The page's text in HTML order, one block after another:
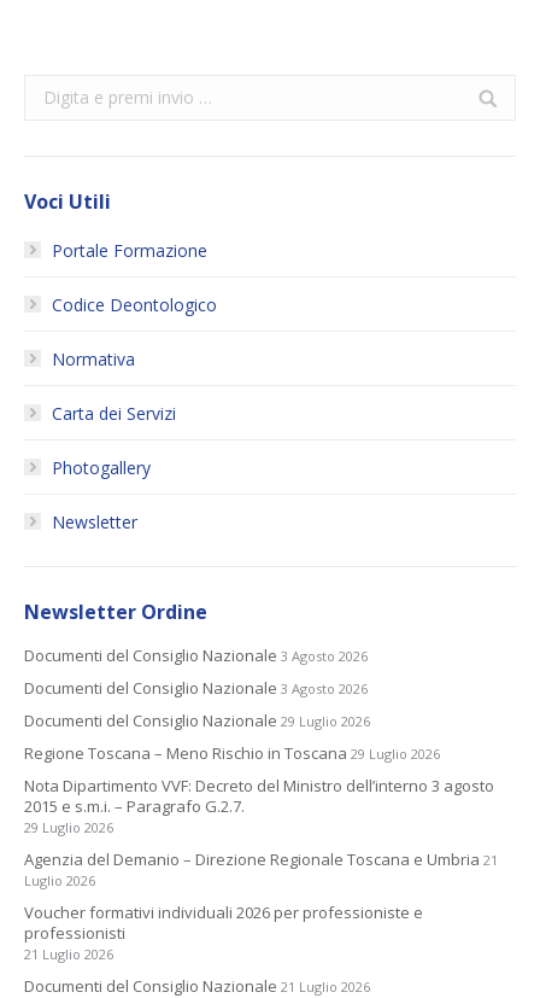
Search:
Voci Utili
Portale Formazione
Codice Deontologico
Normativa
Carta dei Servizi
Photogallery
Newsletter
Newsletter Ordine
Documenti del Consiglio Nazionale 3 Agosto 2026
Documenti del Consiglio Nazionale 3 Agosto 2026
Documenti del Consiglio Nazionale 29 Luglio 2026
Regione Toscana – Meno Rischio in Toscana 29 Luglio 2026
Nota Dipartimento VVF: Decreto del Ministro dell’interno 3 agosto
2015 e s.m.i. – Paragrafo G.2.7.
29 Luglio 2026
Agenzia del Demanio – Direzione Regionale Toscana e Umbria 21
Luglio 2026
Voucher formativi individuali 2026 per professioniste e
professionisti
21 Luglio 2026
Documenti del Consiglio Nazionale 21 Luglio 2026